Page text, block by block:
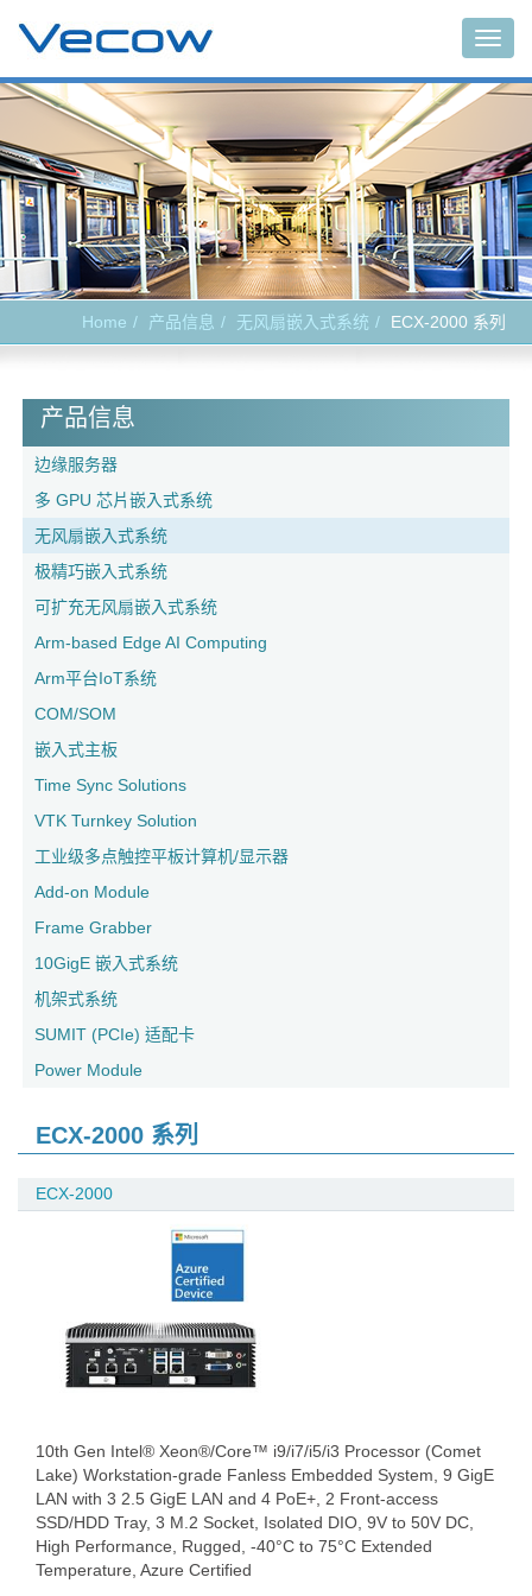
Home 产品信息 无风扇嵌入式系统 ECX-2000 系列
产品信息
边缘服务器
多 GPU 芯片嵌入式系统
无风扇嵌入式系统
极精巧嵌入式系统
可扩充无风扇嵌入式系统
Arm-based Edge AI Computing
Arm平台IoT系统
COM/SOM
嵌入式主板
Time Sync Solutions
VTK Turnkey Solution
工业级多点触控平板计算机/显示器
Add-on Module
Frame Grabber
10GigE 嵌入式系统
机架式系统
SUMIT (PCIe) 适配卡
Power Module
ECX-2000 系列
ECX-2000
10th Gen Intel® Xeon®/Core™ i9/i7/i5/i3 Processor (Comet
Lake) Workstation-grade Fanless Embedded System, 9 GigE
LAN with 3 2.5 GigE LAN and 4 PoE+, 2 Front-access
SSD/HDD Tray, 3 M.2 Socket, Isolated DIO, 9V to 50V DC,
High Performance, Rugged, -40°C to 75°C Extended
Temperature, Azure Certified